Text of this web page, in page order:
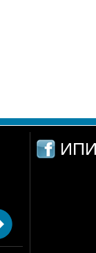
ИПИ